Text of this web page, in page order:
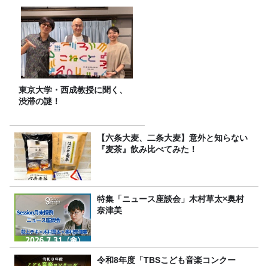
東京大学・西成教授に聞く、
渋滞の謎！
【六条大麦、二条大麦】意外と知らない
『麦茶』飲み比べてみた！
特集「ニュース座談会」木村草太×奥村
奈津美
令和8年度「TBSこども音楽コンクー